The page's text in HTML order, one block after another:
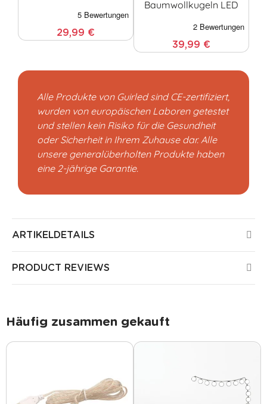
29,99 €
Baumwollkugeln LED
39,99 €
Alle Produkte von Guirled sind CE-zertifiziert,
wurden von europäischen Laboren getestet
und stellen kein Risiko für die Gesundheit
oder Sicherheit in Ihrem Zuhause dar. Alle
unsere generalüberholten Produkte haben
eine 2-jährige Garantie.
ARTIKELDETAILS
PRODUCT REVIEWS
Häufig zusammen gekauft